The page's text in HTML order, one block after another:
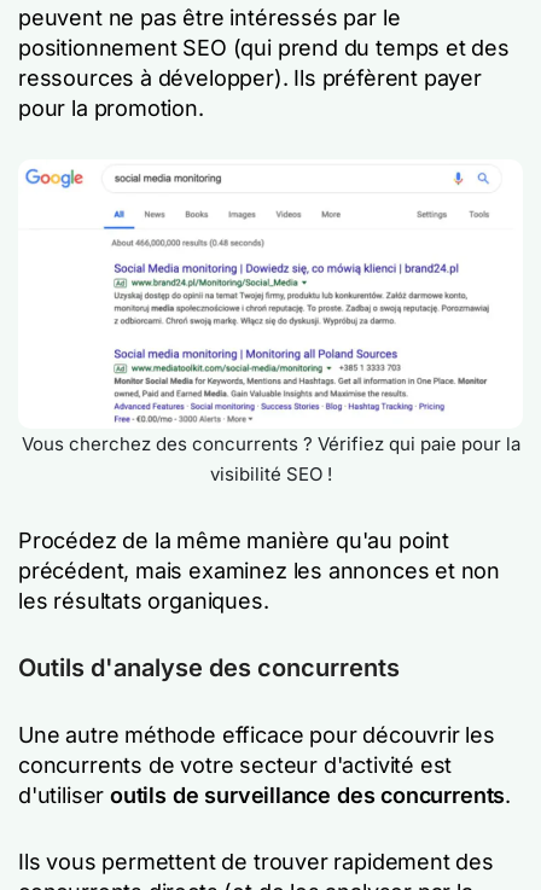
peuvent ne pas être intéressés par le
positionnement SEO (qui prend du temps et des
ressources à développer). Ils préfèrent payer
pour la promotion.
Vous cherchez des concurrents ? Vérifiez qui paie pour la
visibilité SEO !
Procédez de la même manière qu'au point
précédent, mais examinez les annonces et non
les résultats organiques.
Outils d'analyse des concurrents
Une autre méthode efficace pour découvrir les
concurrents de votre secteur d'activité est
d'utiliseroutils de surveillance des concurrents.
Ils vous permettent de trouver rapidement des